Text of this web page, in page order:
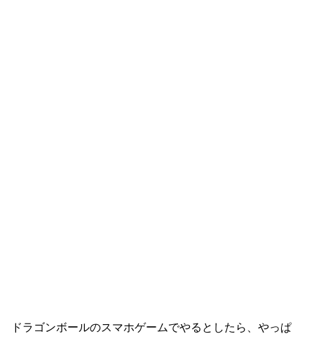
ドラゴンボールのスマホゲームでやるとしたら、やっぱ